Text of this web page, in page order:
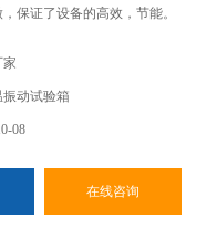
保证了设备的高效，节能。
家
动试验箱
08
在线咨询